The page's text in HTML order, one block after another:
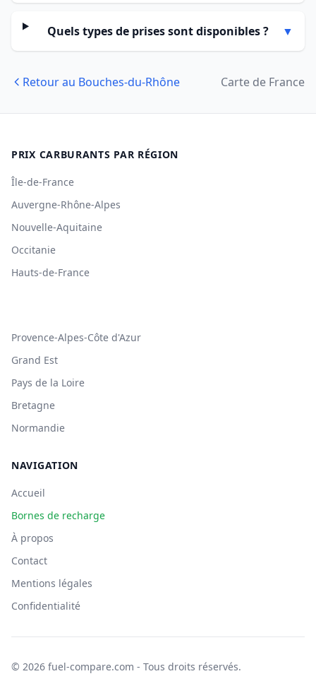
Quels types de prises sont disponibles ? ▼
Retour au Bouches-du-Rhône Carte de France
PRIX CARBURANTS PAR RÉGION
Île-de-France
Auvergne-Rhône-Alpes
Nouvelle-Aquitaine
Occitanie
Hauts-de-France
Provence-Alpes-Côte d'Azur
Grand Est
Pays de la Loire
Bretagne
Normandie
NAVIGATION
Accueil
Bornes de recharge
À propos
Contact
Mentions légales
Confidentialité
© 2026 fuel-compare.com - Tous droits réservés.